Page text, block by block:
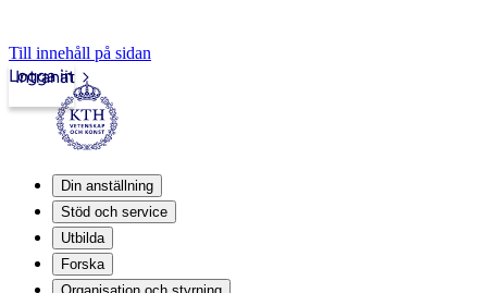
Till innehåll på sidan
Intranät
Logga in
Din anställning
Stöd och service
Utbilda
Forska